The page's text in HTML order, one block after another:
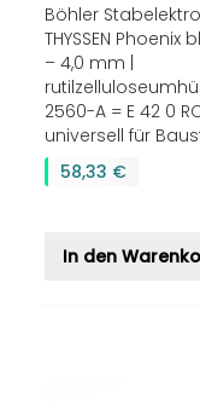
Böhler
THYSSEN Phoenix
– 4,0 mm |
2560-A = E 42 0 RC
universell für
58,33 €
In den